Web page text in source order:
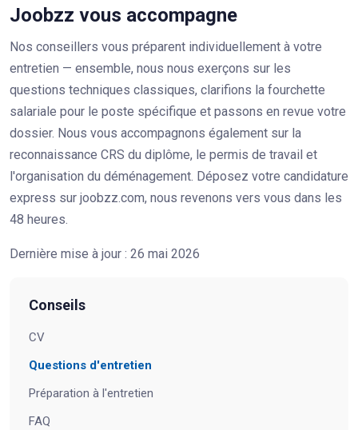
Joobzz vous accompagne
Nos conseillers vous préparent individuellement à votre
entretien — ensemble, nous nous exerçons sur les
questions techniques classiques, clarifions la fourchette
salariale pour le poste spécifique et passons en revue votre
dossier. Nous vous accompagnons également sur la
reconnaissance CRS du diplôme, le permis de travail et
l'organisation du déménagement. Déposez votre candidature
express sur joobzz.com, nous revenons vers vous dans les
48 heures.
Dernière mise à jour : 26 mai 2026
Conseils
CV
Questions d'entretien
Préparation à l'entretien
FAQ